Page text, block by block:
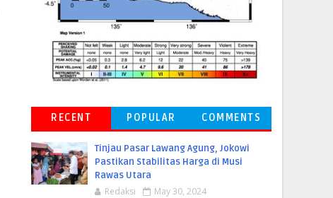
RECENT POPULAR COMMENTS
Tinjau Pasar Lawang Agung, Jokowi
Pastikan Stabilitas Harga di Musi
Rawas Utara
Redaksi May 30, 2024